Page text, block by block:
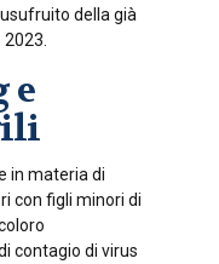
della già
e
in materia di
con figli minori di
contagio di virus